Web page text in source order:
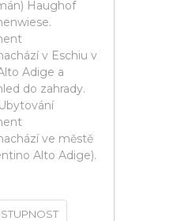
Haughof
v Eschiu v
Adige a
do zahrady.
ve městě
Alto Adige).